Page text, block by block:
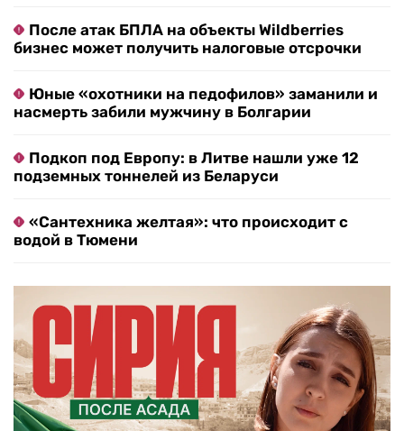
После атак БПЛА на объекты Wildberries
бизнес может получить налоговые отсрочки
Юные «охотники на педофилов» заманили и
насмерть забили мужчину в Болгарии
Подкоп под Европу: в Литве нашли уже 12
подземных тоннелей из Беларуси
«Сантехника желтая»: что происходит с
водой в Тюмени